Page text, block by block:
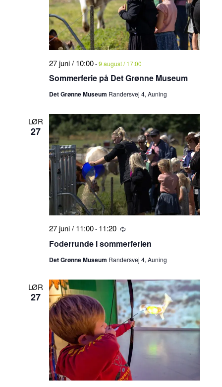
Sommerferie på Det Grønne Museum
27 juni / 10:00-9 august / 17:00
Det Grønne Museum Randersvej 4, Auning
LØR
27
Foderrunde i sommerferien
27 juni / 11:00- 11:20 Tilbagevendende
Det Grønne Museum Randersvej 4, Auning
LØR
27